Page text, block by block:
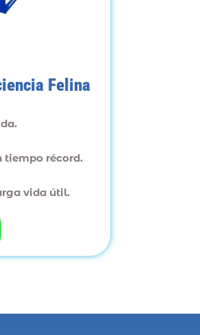
Felina
tiempo récord.
vida útil.